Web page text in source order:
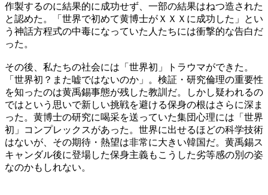
作製するのに結果的に成功せず、一部の結果はねつ造された
と認めた。「世界で初めて黄博士がＸＸＸに成功した」とい
う神話方程式の中毒になっていた人たちには衝撃的な告白だ
った。
その後、私たちの社会には「世界初」トラウマができた。
「世界初？また嘘ではないのか」。検証・研究倫理の重要性
を知ったのは黄禹錫事態が残した教訓だ。しかし疑われるの
ではという思いで新しい挑戦を避ける保身の根はさらに深ま
った。黄博士の研究に喝采を送っていた集団心理には「世界
初」コンプレックスがあった。世界に出せるほどの科学技術
はないが、その期待・熱望は非常に大きい韓国だ。黄禹錫ス
キャンダル後に登場した保身主義もこうした劣等感の別の姿
なのかもしれない。